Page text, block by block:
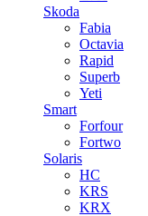
Skoda
Fabia
Octavia
Rapid
Superb
Yeti
Smart
Forfour
Fortwo
Solaris
HC
KRS
KRX